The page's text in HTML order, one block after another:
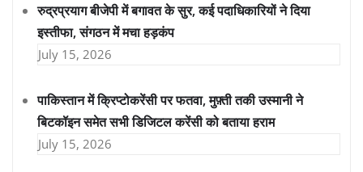
रुद्रप्रयाग बीजेपी में बगावत के सुर, कई पदाधिकारियों ने दिया
इस्तीफा, संगठन में मचा हड़कंप
July 15, 2026
पाकिस्तान में क्रिप्टोकरेंसी पर फतवा, मुफ़्ती तकी उस्मानी ने
बिटकॉइन समेत सभी डिजिटल करेंसी को बताया हराम
July 15, 2026